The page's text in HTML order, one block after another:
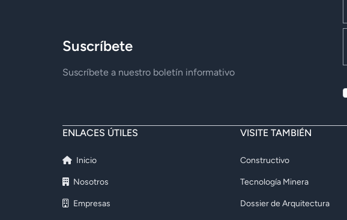
Suscríbete
Suscríbete a nuestro boletín informativo
ENLACES ÚTILES
Inicio
Nosotros
Empresas
VISITE TAMBIÉN
Constructivo
Tecnología Minera
Dossier de Arquitectura